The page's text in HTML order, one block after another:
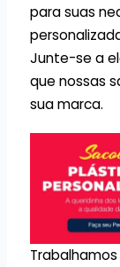
para suas
Junte-se a
que nossas
sua marca.